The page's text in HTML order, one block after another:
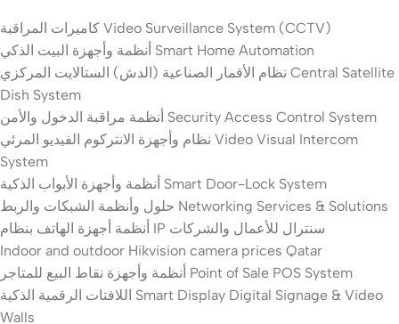
كاميرات المراقبة Video Surveillance System (CCTV)
أنظمة وأجهزة البيت الذكي Smart Home Automation
نظام الأقمار الصناعية (الدش) الستالايت المركزي Central Satellite
Dish System
أنظمة مراقبة الدخول والأمن Security Access Control System
نظام وأجهزة الانتركوم الفيديو المرئي Video Visual Intercom
System
أنظمة وأجهزة الأبواب الذكية Smart Door-Lock System
حلول وأنظمة الشبكات والربط Networking Services & Solutions
أنظمة أجهزة الهاتف بنظام IP سنترال للأعمال والشركات
Indoor and outdoor Hikvision camera prices Qatar
أنظمة وأجهزة نقاط البيع للمتاجر Point of Sale POS System
اللافتات الرقمية الذكية Smart Display Digital Signage & Video
Walls